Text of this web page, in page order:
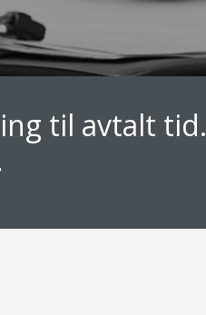
til avtalt tid.